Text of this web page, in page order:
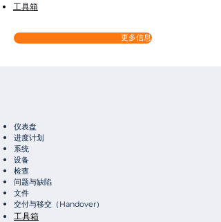
工具箱
更多信息
仪表盘
进度计划
系统
设备
检查
问题与缺陷
文件
交付与移交（Handover）
工具箱